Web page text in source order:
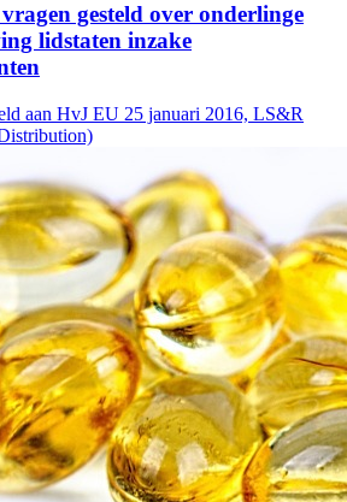
gesteld over onderlinge
lidstaten inzake
aan HvJ EU 25 januari 2016, LS&R